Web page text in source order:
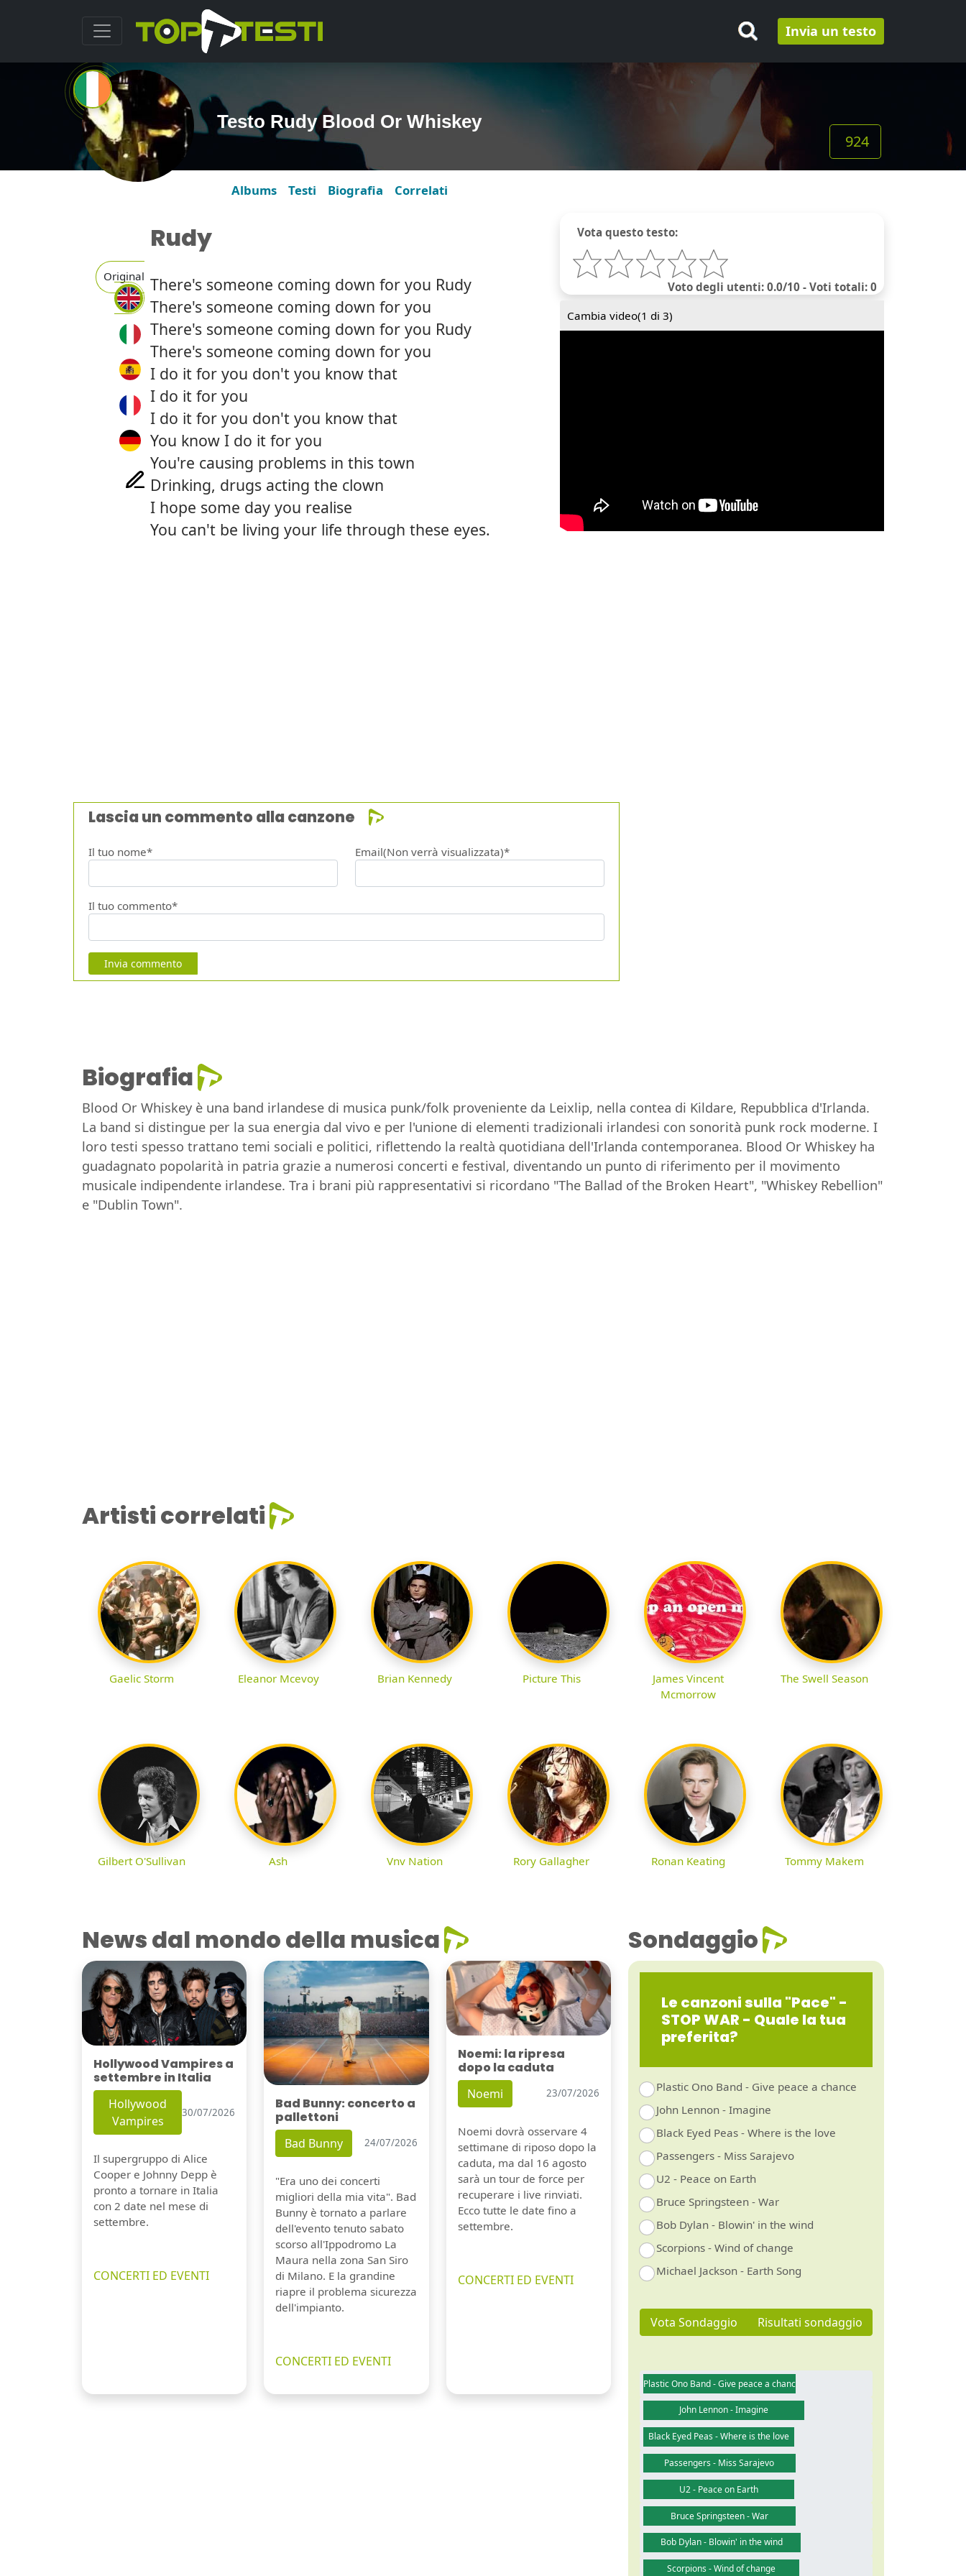
Invia un testo
Testo Rudy Blood Or Whiskey
924
Albums Testi Biografia Correlati
Original
Vota questo testo:
Voto degli utenti: 0.0/10 - Voti totali: 0
Cambia video(1 di 3)
Rudy
There's someone coming down for you Rudy
There's someone coming down for you
There's someone coming down for you Rudy
There's someone coming down for you
I do it for you don't you know that
I do it for you
I do it for you don't you know that
You know I do it for you
You're causing problems in this town
Drinking, drugs acting the clown
I hope some day you realise
You can't be living your life through these eyes.
Lascia un commento alla canzone
Il tuo nome* Email(Non verrà visualizzata)*
Il tuo commento*
Invia commento
Biografia
Blood Or Whiskey è una band irlandese di musica punk/folk proveniente da Leixlip, nella contea di Kildare, Repubblica d'Irlanda.
La band si distingue per la sua energia dal vivo e per l'unione di elementi tradizionali irlandesi con sonorità punk rock moderne. I
loro testi spesso trattano temi sociali e politici, riflettendo la realtà quotidiana dell'Irlanda contemporanea. Blood Or Whiskey ha
guadagnato popolarità in patria grazie a numerosi concerti e festival, diventando un punto di riferimento per il movimento
musicale indipendente irlandese. Tra i brani più rappresentativi si ricordano "The Ballad of the Broken Heart", "Whiskey Rebellion"
e "Dublin Town".
Artisti correlati
Gaelic Storm Eleanor Mcevoy Brian Kennedy Picture This
James Vincent
Mcmorrow
The Swell Season
Gilbert O'Sullivan Ash Vnv Nation Rory Gallagher Ronan Keating Tommy Makem
News dal mondo della musica
Hollywood Vampires a
settembre in Italia
Hollywood
Vampires
30/07/2026
Il supergruppo di Alice
Cooper e Johnny Depp è
pronto a tornare in Italia
con 2 date nel mese di
settembre.
CONCERTI ED EVENTI
Bad Bunny: concerto a
pallettoni
Bad Bunny 24/07/2026
"Era uno dei concerti
migliori della mia vita". Bad
Bunny è tornato a parlare
dell'evento tenuto sabato
scorso all'Ippodromo La
Maura nella zona San Siro
di Milano. E la grandine
riapre il problema sicurezza
dell'impianto.
CONCERTI ED EVENTI
Noemi: la ripresa
dopo la caduta
Noemi 23/07/2026
Noemi dovrà osservare 4
settimane di riposo dopo la
caduta, ma dal 16 agosto
sarà un tour de force per
recuperare i live rinviati.
Ecco tutte le date fino a
settembre.
CONCERTI ED EVENTI
Sondaggio
Le canzoni sulla "Pace" -
STOP WAR - Quale la tua
preferita?
Plastic Ono Band - Give peace a chance
John Lennon - Imagine
Black Eyed Peas - Where is the love
Passengers - Miss Sarajevo
U2 - Peace on Earth
Bruce Springsteen - War
Bob Dylan - Blowin' in the wind
Scorpions - Wind of change
Michael Jackson - Earth Song
Vota Sondaggio Risultati sondaggio
Plastic Ono Band - Give peace a chance
John Lennon - Imagine
Black Eyed Peas - Where is the love
Passengers - Miss Sarajevo
U2 - Peace on Earth
Bruce Springsteen - War
Bob Dylan - Blowin' in the wind
Scorpions - Wind of change